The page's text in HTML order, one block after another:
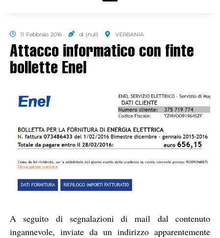
11 Febbraio 2016 di (null) VERBANIA
Attacco informatico con finte
bollette Enel
A seguito di segnalazioni di mail dal contenuto
ingannevole, inviate da un indirizzo apparentemente